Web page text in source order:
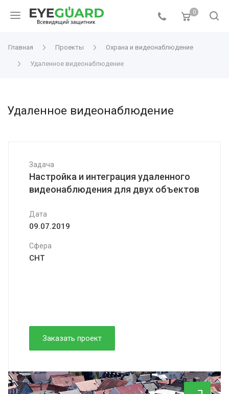
0
Главная Проекты Охрана и видеонаблюдение
Удаленное видеонаблюдение
Удаленное видеонаблюдение
Задача
Настройка и интеграция удаленного
видеонаблюдения для двух объектов
Дата
09.07.2019
Сфера
СНТ
Заказать проект